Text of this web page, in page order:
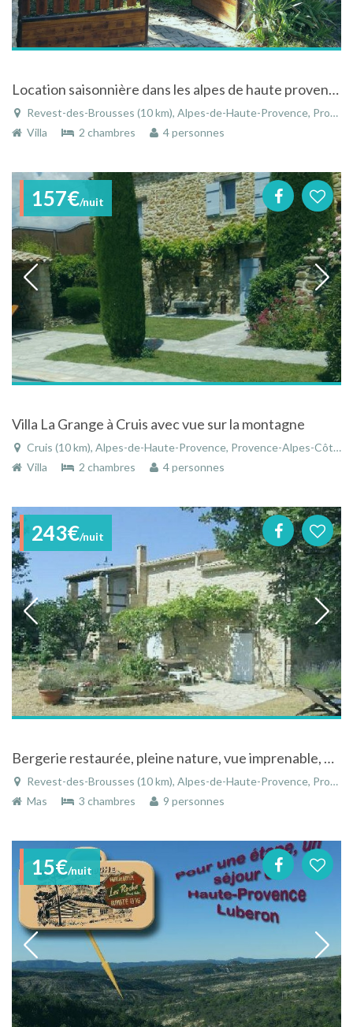
Location saisonnière dans les alpes de haute provence entre le Mont-Ventoux et la Montagne
Revest-des-Brousses (10 km), Alpes-de-Haute-Provence, Provence-Alpes-Côte d'Azur, France
Villa
2 chambres 4 personnes
157€/nuit
Villa La Grange à Cruis avec vue sur la montagne
Cruis (10 km), Alpes-de-Haute-Provence, Provence-Alpes-Côte d'Azur, France
Villa
2 chambres 4 personnes
243€/nuit
Bergerie restaurée, pleine nature, vue imprenable, entre Luberon et Ventoux
Revest-des-Brousses (10 km), Alpes-de-Haute-Provence, Provence-Alpes-Côte d'Azur, France
Mas
3 chambres 9 personnes
15€/nuit